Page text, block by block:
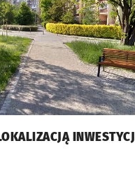
INWESTYCJI